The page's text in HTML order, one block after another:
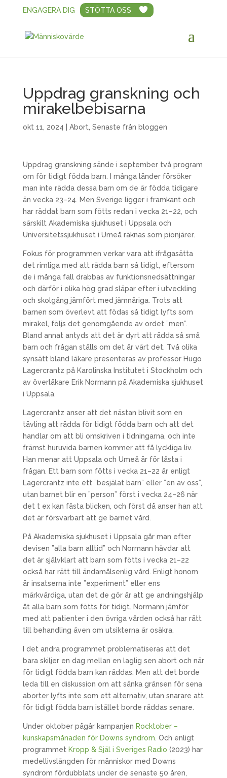
ENGAGERA DIG STÖTTA OSS
Uppdrag granskning och
mirakelbebisarna
okt 11, 2024 Abort Senaste från bloggen
Uppdrag granskning sände i september två program
om för tidigt födda barn. I många länder försöker
man inte rädda dessa barn om de är födda tidigare
än vecka 23–24. Men Sverige ligger i framkant och
har räddat barn som fötts redan i vecka 21–22, och
särskilt Akademiska sjukhuset i Uppsala och
Universitetssjukhuset i Umeå räknas som pionjärer.
Fokus för programmen verkar vara att ifrågasätta
det rimliga med att rädda barn så tidigt, eftersom
de i många fall drabbas av funktionsnedsättningar
och därför i olika hög grad släpar efter i utveckling
och skolgång jämfört med jämnåriga. Trots att
barnen som överlevt att födas så tidigt lyfts som
mirakel, följs det genomgående av ordet ”men”.
Bland annat antyds att det är dyrt att rädda så små
barn och frågan ställs om det är värt det. Två olika
synsätt bland läkare presenteras av professor Hugo
Lagercrantz på Karolinska Institutet i Stockholm och
av överläkare Erik Normann på Akademiska sjukhuset
i Uppsala.
Lagercrantz anser att det nästan blivit som en
tävling att rädda för tidigt födda barn och att det
handlar om att bli omskriven i tidningarna, och inte
främst huruvida barnen kommer att få lyckliga liv.
Han menar att Uppsala och Umeå är för låsta i
frågan. Ett barn som fötts i vecka 21–22 är enligt
Lagercrantz inte ett ”besjälat barn” eller ”en av oss”,
utan barnet blir en ”person” först i vecka 24–26 när
det t ex kan fästa blicken, och först då anser han att
det är försvarbart att ge barnet vård.
På Akademiska sjukhuset i Uppsala går man efter
devisen ”alla barn alltid” och Normann hävdar att
det är självklart att barn som fötts i vecka 21–22
också har rätt till ändamålsenlig vård. Enligt honom
är insatserna inte ”experiment” eller ens
märkvärdiga, utan det de gör är att ge andningshjälp
åt alla barn som fötts för tidigt. Normann jämför
med att patienter i den övriga vården också har rätt
till behandling även om utsikterna är osäkra.
I det andra programmet problematiseras att det
bara skiljer en dag mellan en laglig sen abort och när
för tidigt födda barn kan räddas. Men att det borde
leda till en diskussion om att sänka gränsen för sena
aborter lyfts inte som ett alternativ, utan snarare att
för tidigt födda barn istället borde räddas senare.
Under oktober pågår kampanjen Rocktober –
kunskapsmånaden för Downs syndrom . Och enligt
programmet Kropp & Själ i Sveriges Radio (2023) har
medellivslängden för människor med Downs
syndrom fördubblats under de senaste 50 åren,